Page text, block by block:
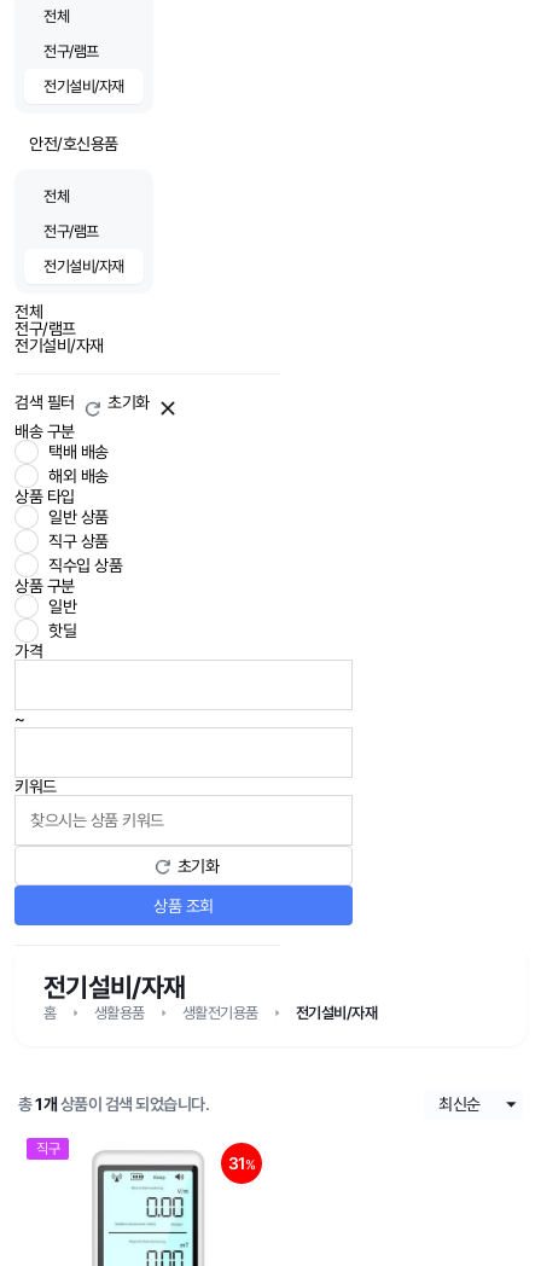
전체
전구/램프
전기설비/자재
안전/호신용품
전체
전구/램프
전기설비/자재
전체
전구/램프
전기설비/자재
검색 필터
초기화
배송 구분
택배 배송
해외 배송
상품 타입
일반 상품
직구 상품
직수입 상품
상품 구분
일반
핫딜
가격
~
키워드
초기화
상품 조회
전기설비/자재
홈 생활용품 생활전기용품 전기설비/자재
총1개 상품이 검색 되었습니다.
직구
31%